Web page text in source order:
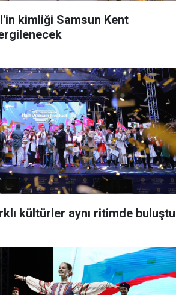
kimliği Samsun Kent
kültürler aynı ritimde buluştu